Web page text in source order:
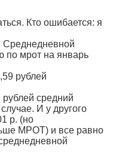
Кто ошибается: я
Среднедневной
по мрот на январь
рублей
средний
И у другого
р. (но
МРОТ) и все равно